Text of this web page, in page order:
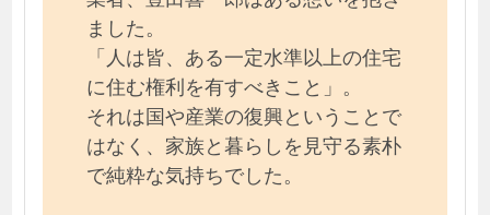
ました。
「人は皆、ある一定水準以上の住宅
に住む権利を有すべきこと」。
それは国や産業の復興ということで
はなく、家族と暮らしを見守る素朴
で純粋な気持ちでした。